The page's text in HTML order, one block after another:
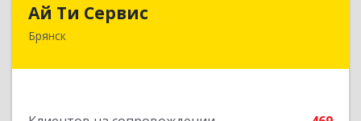
Ай Ти Сервис
Брянск